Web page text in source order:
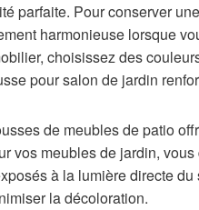
parfaite. Pour conserver une
harmonieuse lorsque
choisissez des
pour salon de jardin
de meubles de patio
vos meubles de jardin,
à la lumière directe
la décoloration.